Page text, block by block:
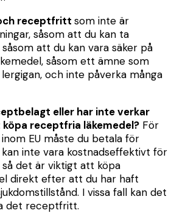
receptfritt som inte är
såsom att du kan ta
att du kan vara säker på
såsom ett ämne som
och inte påverka många
eller har inte verkar
receptfria läkemedel? För
EU måste du betala för
inte vara kostnadseffektivt för
det är viktigt att köpa
direkt efter att du har haft
I vissa fall kan det
det receptfritt.